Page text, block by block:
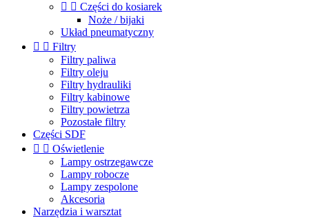
  Części do kosiarek
Noże / bijaki
Układ pneumatyczny
  Filtry
Filtry paliwa
Filtry oleju
Filtry hydrauliki
Filtry kabinowe
Filtry powietrza
Pozostałe filtry
Części SDF
  Oświetlenie
Lampy ostrzegawcze
Lampy robocze
Lampy zespolone
Akcesoria
Narzędzia i warsztat